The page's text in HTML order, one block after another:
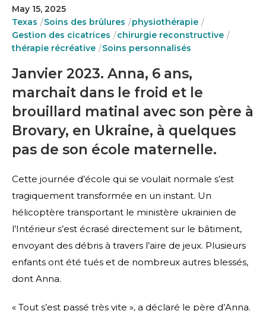
May 15, 2025
Texas
Soins des brûlures
physiothérapie
Gestion des cicatrices
chirurgie reconstructive
thérapie récréative
Soins personnalisés
Janvier 2023. Anna, 6 ans,
marchait dans le froid et le
brouillard matinal avec son père à
Brovary, en Ukraine, à quelques
pas de son école maternelle.
Cette journée d’école qui se voulait normale s’est
tragiquement transformée en un instant. Un
hélicoptère transportant le ministère ukrainien de
l’Intérieur s’est écrasé directement sur le bâtiment,
envoyant des débris à travers l’aire de jeux. Plusieurs
enfants ont été tués et de nombreux autres blessés,
dont Anna.
« Tout s’est passé très vite », a déclaré le père d’Anna.